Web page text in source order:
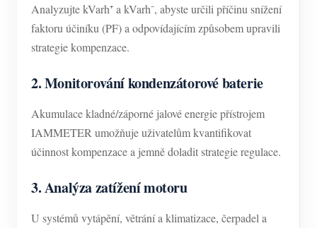
Analyzujte kVarh⁺ a kVarh⁻, abyste určili příčinu snížení
faktoru účiníku (PF) a odpovídajícím způsobem upravili
strategie kompenzace.
2. Monitorování kondenzátorové baterie
Akumulace kladné/záporné jalové energie přístrojem
IAMMETER umožňuje uživatelům kvantifikovat
účinnost kompenzace a jemně doladit strategie regulace.
3. Analýza zatížení motoru
U systémů vytápění, větrání a klimatizace, čerpadel a